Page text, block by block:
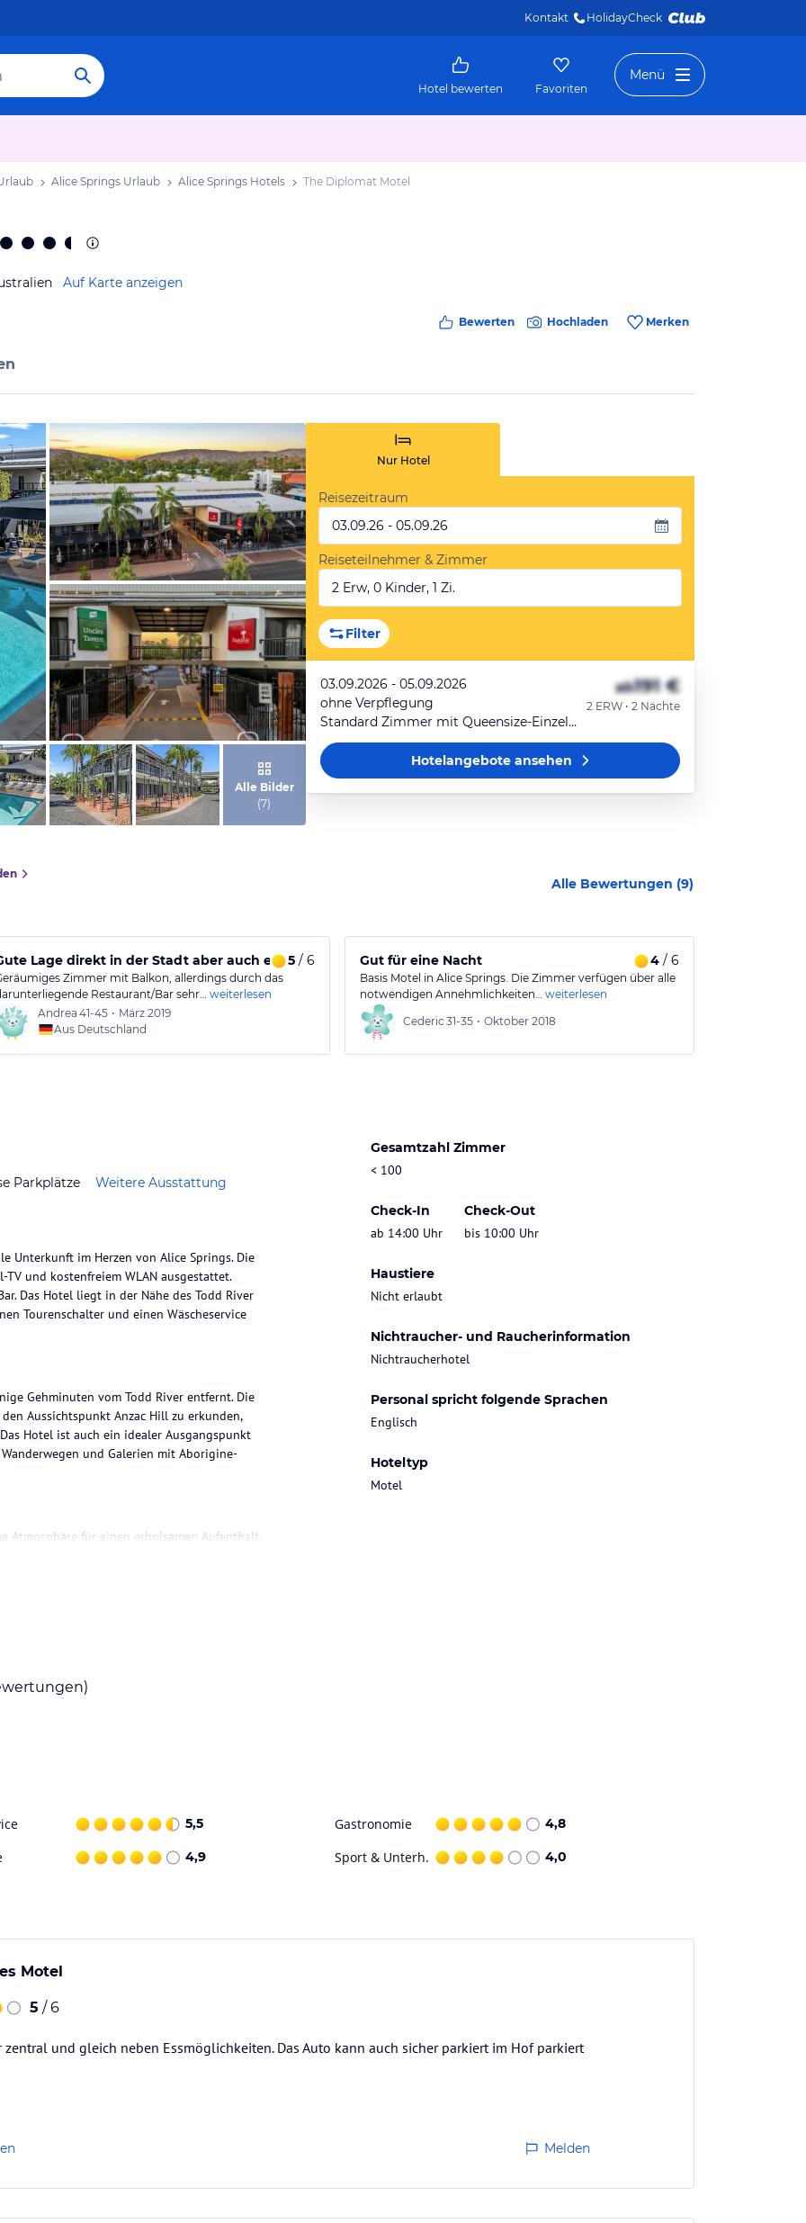
Kontakt HolidayCheck
Hotel bewerten Favoriten
Menü
Alice Springs Urlaub Alice Springs Hotels The Diplomat Motel
Auf Karte anzeigen
Bewerten Hochladen Merken
von Expedia
von Expedia
Alle Bilder
(7)
Nur Hotel
Reisezeitraum
03.09.26 - 05.09.26
Reiseteilnehmer & Zimmer
2 Erw, 0 Kinder, 1 Zi.
Filter
03.09.2026 - 05.09.2026
ohne Verpflegung
Standard Zimmer mit Queensize-Einzelbett
ab191 €
2 ERW • 2 Nächte
Hotelangeboteansehen
Alle Bewertungen (9)
Lage direkt in der Stadt aber auch etwas laut
5/ 6
Zimmer mit Balkon, allerdings durch das
Restaurant/Bar sehr… weiterlesen
Andrea 41-45 • März 2019
Aus Deutschland
Gut für eine Nacht 4/ 6
Basis Motel in Alice Springs. Die Zimmer verfügen über alle
notwendigen Annehmlichkeiten… weiterlesen
Cederic 31-35 • Oktober 2018
Parkplätze Weitere Ausstattung
Gesamtzahl Zimmer
< 100
Check-In
ab 14:00 Uhr
Check-Out
bis 10:00 Uhr
Haustiere
Nicht erlaubt
Nichtraucher- und Raucherinformation
Nichtraucherhotel
Personal spricht folgende Sprachen
Englisch
Hoteltyp
Motel
Unterkunft im Herzen von Alice Springs. Die
und kostenfreiem WLAN ausgestattet.
Das Hotel liegt in der Nähe des Todd River
Tourenschalter und einen Wäscheservice
Gehminuten vom Todd River entfernt. Die
Aussichtspunkt Anzac Hill zu erkunden,
Hotel ist auch ein idealer Ausgangspunkt
und Galerien mit Aborigine-
für einen erholsamen Aufenthalt.
und Teezubehör. Im eigenen Bad finden
wie Flachbildfernseher,
sich erfrischen können. Der Garten und
Das Diplomat Hotel Alice Springs bietet
5,5 Gastronomie 4,8
4,9 Sport & Unterh. 4,0
Motel
5 / 6
und gleich neben Essmöglichkeiten. Das Auto kann auch sicher parkiert im Hof parkiert
Melden